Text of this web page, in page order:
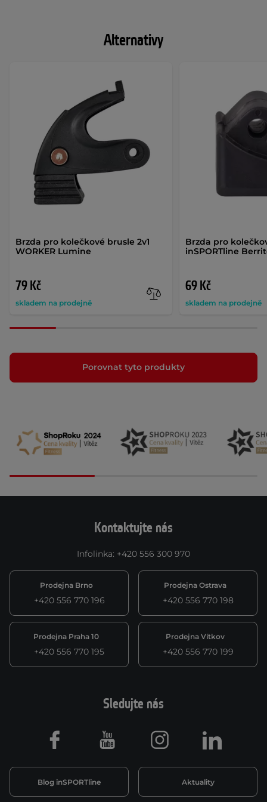
Alternativy
Brzda pro kolečkové brusle 2v1
WORKER Lumine
79 Kč
skladem na prodejně
Brzda pro
inSPORTline
69 Kč
skladem na prodejně
Porovnat tyto produkty
Kontaktujte nás
Infolinka: +420 556 300 970
Prodejna Brno
+420 556 770 196
Prodejna Ostrava
+420 556 770 198
Prodejna Praha 10
+420 556 770 195
Prodejna Vítkov
+420 556 770 199
Sledujte nás
Blog inSPORTline Aktuality
Facebook Youtube Instagram LinkedIn